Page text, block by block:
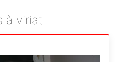
à viriat